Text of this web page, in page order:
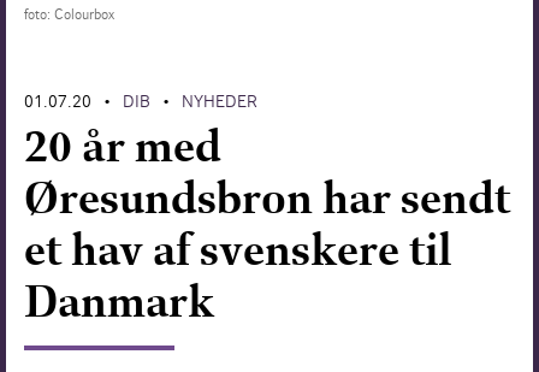
foto: Colourbox
01.07.20 • DIB • NYHEDER
20 år med
Øresundsbron har sendt
et hav af svenskere til
Danmark